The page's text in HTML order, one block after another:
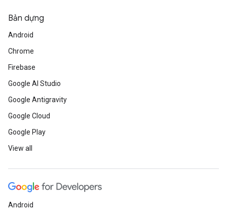
Bản dựng
Android
Chrome
Firebase
Google AI Studio
Google Antigravity
Google Cloud
Google Play
View all
Android